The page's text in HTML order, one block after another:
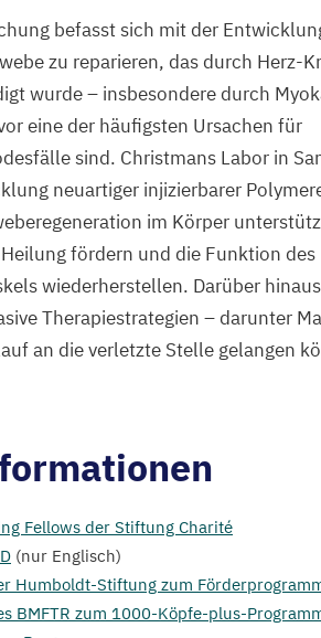
befasst sich mit der
zu reparieren, das durch Herz-
wurde – insbesondere durch
eine der häufigsten Ursachen für
sind. Christmans Labor in
neuartiger injizierbarer
im Körper
fördern und die Funktion des
wiederherstellen. Darüber
Therapiestrategien – darunter
an die verletzte Stelle gelangen
Fellows der Stiftung Charité
(nur Englisch)
Humboldt-Stiftung zum
BMFTR zum 1000-Köpfe-plus-